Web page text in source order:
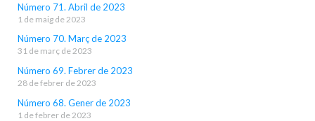
Número 71. Abril de 2023
1 de maig de 2023
Número 70. Març de 2023
31 de març de 2023
Número 69. Febrer de 2023
28 de febrer de 2023
Número 68. Gener de 2023
1 de febrer de 2023